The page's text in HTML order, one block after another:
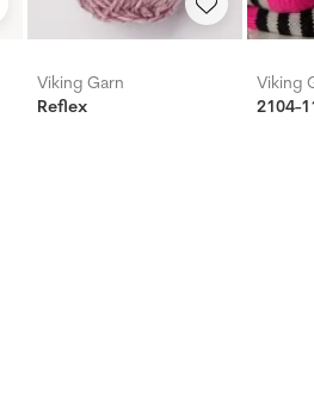
Viking Garn
Reflex
Viking